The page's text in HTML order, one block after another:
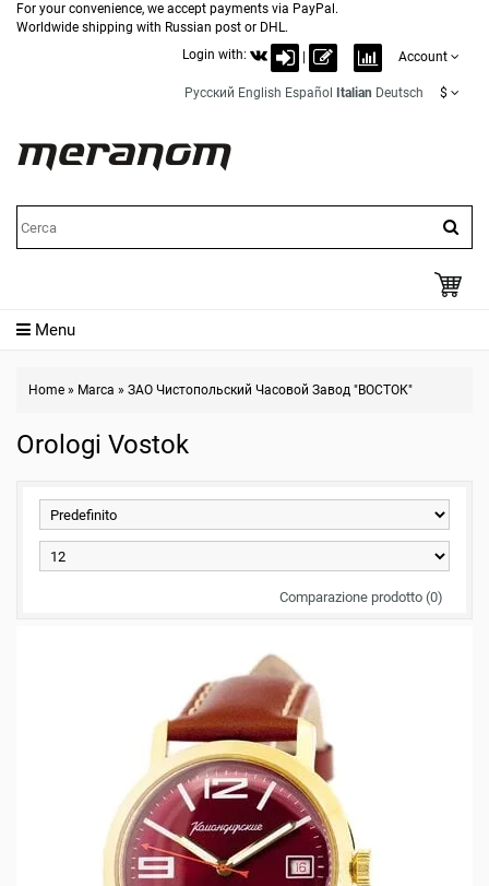
For your convenience, we accept payments via PayPal.
Worldwide shipping with Russian post or DHL.
Login with:
Account
Русский English Español Italian Deutsch $
Menu
Home » Marca » ЗАО Чистопольский Часовой Завод "ВОСТОК"
Orologi Vostok
Comparazione prodotto (0)